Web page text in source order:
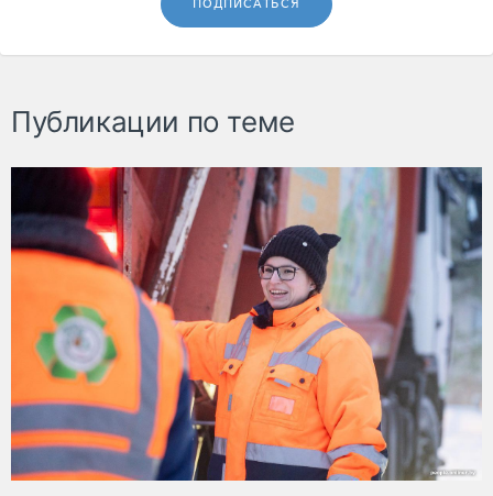
ПОДПИСАТЬСЯ
Публикации по теме